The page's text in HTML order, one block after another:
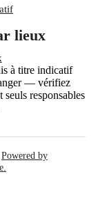
lieux
à titre indicatif
— vérifiez
responsables
Powered by